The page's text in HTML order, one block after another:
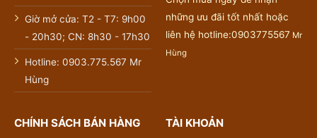
Giờ mở cửa: T2 - T7: 9h00
- 20h30; CN: 8h30 - 17h30
Hotline: 0903.775.567 Mr
Hùng
những ưu đãi tốt nhất hoặc
liên hệ hotline:0903775567 Mr
Hùng
CHÍNH SÁCH BÁN HÀNG TÀI KHOẢN